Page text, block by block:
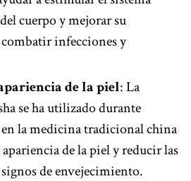
cuerpo y mejorar su
combatir infecciones y
de la piel: La
se ha utilizado durante
la medicina tradicional china
de la piel y reducir las
de envejecimiento.